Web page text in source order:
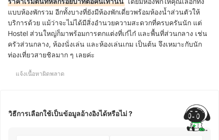
แบบห้องพักรวม อีกทั้งบางที่ยังมีห้องพักเดี่ยวพร้อมห้องน้ำส่วนตัวให้
บริการด้วย แม้ว่าจะไม่ได้มีสิ่งอำนวยความสะดวกที่ครบครันนัก แต่
Hostel ส่วนใหญ่ก็มาพร้อมการตกแต่งที่เก๋ไก๋ และพื้นที่ส่วนกลาง เช่น
ครัวส่วนกลาง, ห้องนั่งเล่น และห้องเล่นเกม เป็นต้น จึงเหมาะกับนัก
ท่องเที่ยวสายชิลมาก ๆ เลยค่ะ
แจ้งเนื้อหาผิดพลาด
วิธีการเลือกใช้เป็นข้อมูลอ้างอิงได้หรือไม่ ?